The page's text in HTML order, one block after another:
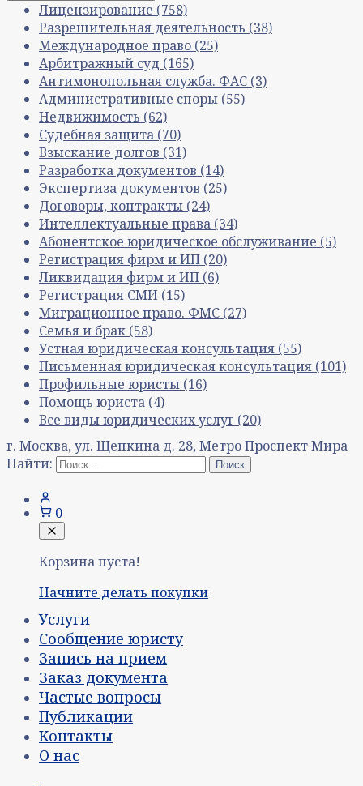
Лицензирование (758)
Разрешительная деятельность (38)
Международное право (25)
Арбитражный суд (165)
Антимонопольная служба. ФАС (3)
Административные споры (55)
Недвижимость (62)
Судебная защита (70)
Взыскание долгов (31)
Разработка документов (14)
Экспертиза документов (25)
Договоры, контракты (24)
Интеллектуальные права (34)
Абонентское юридическое обслуживание (5)
Регистрация фирм и ИП (20)
Ликвидация фирм и ИП (6)
Регистрация СМИ (15)
Миграционное право. ФМС (27)
Семья и брак (58)
Устная юридическая консультация (55)
Письменная юридическая консультация (101)
Профильные юристы (16)
Помощь юриста (4)
Все виды юридических услуг (20)
г. Москва, ул. Щепкина д. 28, Метро Проспект Мира
Найти:
0
Корзина пуста!
Начните делать покупки
Услуги
Сообщение юристу
Запись на прием
Заказ документа
Частые вопросы
Публикации
Контакты
О нас